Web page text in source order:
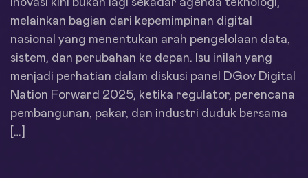
inovasi kini bukan lagi sekadar agenda teknologi,
melainkan bagian dari kepemimpinan digital
nasional yang menentukan arah pengelolaan data,
sistem, dan perubahan ke depan. Isu inilah yang
menjadi perhatian dalam diskusi panel DGov Digital
Nation Forward 2025, ketika regulator, perencana
pembangunan, pakar, dan industri duduk bersama
[…]